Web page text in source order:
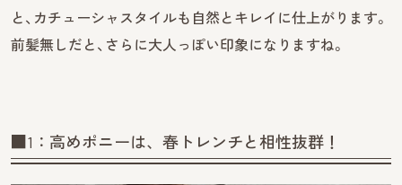
と、カチューシャスタイルも自然とキレイに仕上がります。
前髪無しだと、さらに大人っぽい印象になりますね。
■1：高めポニーは、春トレンチと相性抜群！